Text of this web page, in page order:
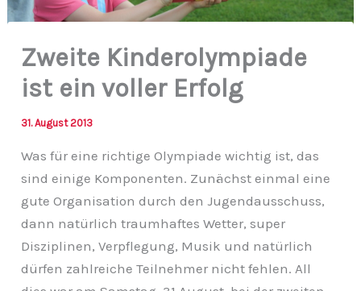
Zweite Kinderolympiade
ist ein voller Erfolg
31. August 2013
Was für eine richtige Olympiade wichtig ist, das
sind einige Komponenten. Zunächst einmal eine
gute Organisation durch den Jugendausschuss,
dann natürlich traumhaftes Wetter, super
Disziplinen, Verpflegung, Musik und natürlich
dürfen zahlreiche Teilnehmer nicht fehlen. All